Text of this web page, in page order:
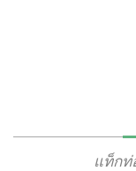
เป็นสถานที่ที่มี
แท็กท่